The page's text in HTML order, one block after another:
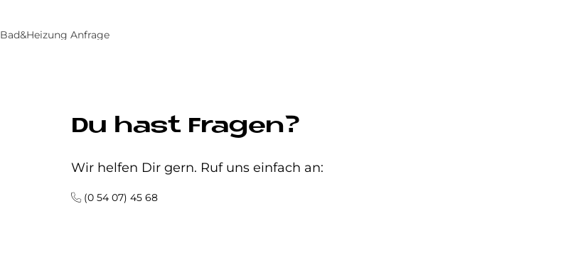
Bad&Heizung Anfrage
Du hast Fragen?
Wir helfen Dir gern. Ruf uns einfach an:
(0 54 07) 45 68